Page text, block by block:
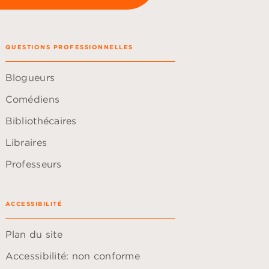
QUESTIONS PROFESSIONNELLES
Blogueurs
Comédiens
Bibliothécaires
Libraires
Professeurs
ACCESSIBILITÉ
Plan du site
Accessibilité: non conforme